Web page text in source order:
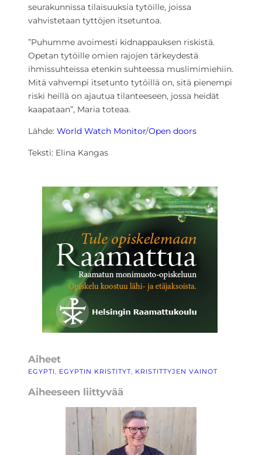
seurakunnissa tilaisuuksia tytöille, joissa
vahvistetaan tyttöjen itsetuntoa.
”Puhumme avoimesti kidnappauksen riskistä.
Opetan tytöille omien rajojen tärkeydestä
ihmissuhteissa etenkin suhteessa muslimimiehiin.
Mitä vahvempi itsetunto tytöillä on, sitä pienempi
riski heillä on ajautua tilanteeseen, jossa heidät
kaapataan”, Maria toteaa.
Lähde: World Watch Monitor/Open doors
Teksti: Elina Kangas
Aiheet
EGYPTI, EGYPTIN KRISTITYT, KRISTITTYJEN VAINOT
Aiheeseen liittyvää